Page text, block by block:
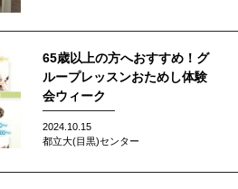
65歳以上の方へおすすめ！グ
ループレッスンおためし体験
会ウィーク
2024.10.15
都立大(目黒)センター